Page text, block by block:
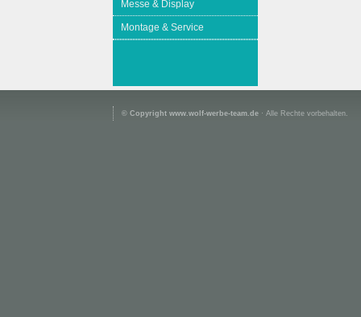
Messe & Display
Montage & Service
© Copyright www.wolf-werbe-team.de · Alle Rechte vorbehalten.